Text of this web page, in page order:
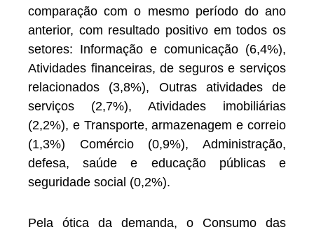
comparação com o mesmo período do ano
anterior, com resultado positivo em todos os
setores: Informação e comunicação (6,4%),
Atividades financeiras, de seguros e serviços
relacionados (3,8%), Outras atividades de
serviços (2,7%), Atividades imobiliárias
(2,2%), e Transporte, armazenagem e correio
(1,3%) Comércio (0,9%), Administração,
defesa, saúde e educação públicas e
seguridade social (0,2%).
Pela ótica da demanda, o Consumo das